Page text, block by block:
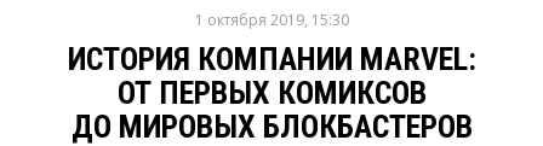
1 октября 2019, 15:30
ИСТОРИЯ КОМПАНИИ MARVEL:
ОТ ПЕРВЫХ КОМИКСОВ
ДО МИРОВЫХ БЛОКБАСТЕРОВ